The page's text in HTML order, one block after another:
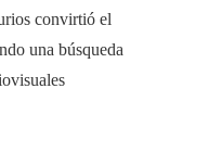
convirtió el
una búsqueda